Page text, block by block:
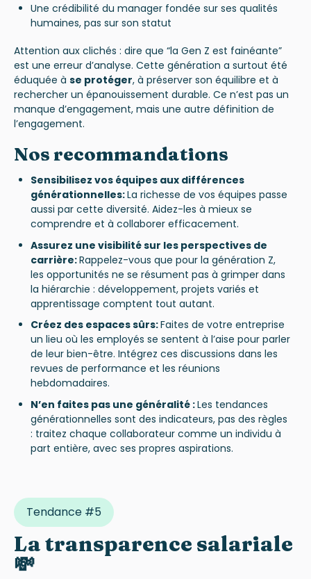
Une crédibilité du manager fondée sur ses qualités
humaines, pas sur son statut
Attention aux clichés : dire que “la Gen Z est fainéante”
est une erreur d’analyse. Cette génération a surtout été
éduquée à se protéger, à préserver son équilibre et à
rechercher un épanouissement durable. Ce n’est pas un
manque d’engagement, mais une autre définition de
l’engagement.
Nos recommandations
Sensibilisez vos équipes aux différences
générationnelles:La richesse de vos équipes passe
aussi par cette diversité. Aidez-les à mieux se
comprendre et à collaborer efficacement.
Assurez une visibilité sur les perspectives de
carrière:Rappelez-vous que pour la génération Z,
les opportunités ne se résument pas à grimper dans
la hiérarchie : développement, projets variés et
apprentissage comptent tout autant.
Créez des espaces sûrs:Faites de votre entreprise
un lieu où les employés se sentent à l’aise pour parler
de leur bien-être. Intégrez ces discussions dans les
revues de performance et les réunions
hebdomadaires.
N’en faites pas une généralité :Les tendances
générationnelles sont des indicateurs, pas des règles
: traitez chaque collaborateur comme un individu à
part entière, avec ses propres aspirations.
Tendance #5
La transparence salariale
💸